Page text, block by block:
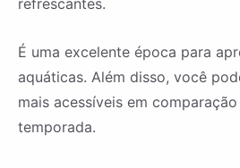
refrescantes.
É uma excelente época para
aquáticas. Além disso, você
mais acessíveis em
temporada.